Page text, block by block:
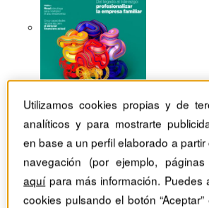
Utilizamos cookies propias y de
analíticos y para mostrarte
en base a un perfil elaborado a
navegación (por ejemplo,
aquípara más información. Puedes
cookies pulsando el botón